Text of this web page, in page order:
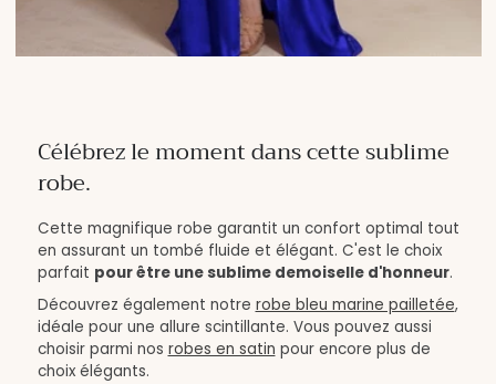
Célébrez le moment dans cette sublime
robe.
Cette magnifique robe garantit un confort optimal tout
en assurant un tombé fluide et élégant. C'est le choix
parfait pour être une sublime demoiselle d'honneur.
Découvrez également notre robe bleu marine pailletée,
idéale pour une allure scintillante. Vous pouvez aussi
choisir parmi nos robes en satin pour encore plus de
choix élégants.